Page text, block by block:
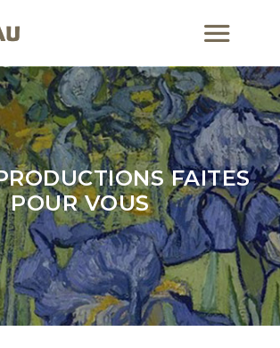
FAITES
POUR VOUS